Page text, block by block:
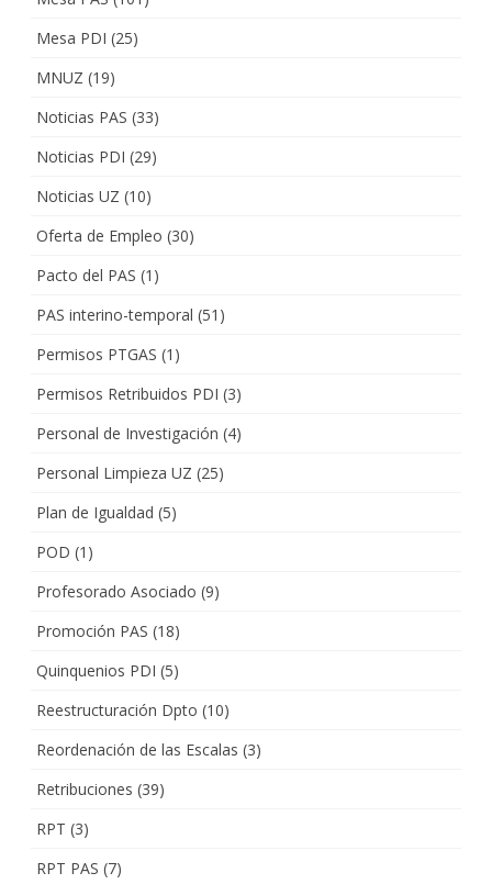
Mesa PDI (25)
MNUZ (19)
Noticias PAS (33)
Noticias PDI (29)
Noticias UZ (10)
Oferta de Empleo (30)
Pacto del PAS (1)
PAS interino-temporal (51)
Permisos PTGAS (1)
Permisos Retribuidos PDI (3)
Personal de Investigación (4)
Personal Limpieza UZ (25)
Plan de Igualdad (5)
POD (1)
Profesorado Asociado (9)
Promoción PAS (18)
Quinquenios PDI (5)
Reestructuración Dpto (10)
Reordenación de las Escalas (3)
Retribuciones (39)
RPT (3)
RPT PAS (7)